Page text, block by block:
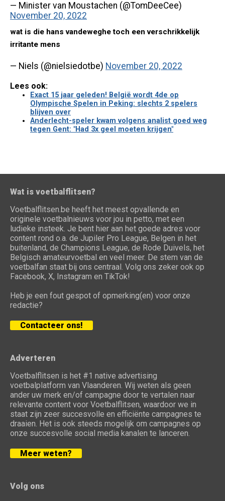
— Minister van Moustachen (@TomDeeCee)
November 20, 2022
wat is die hans vandeweghe toch een verschrikkelijk
irritante mens
— Niels (@nielsiedotbe) November 20, 2022
Lees ook:
Exact 15 jaar geleden! België wordt 4de op
Olympische Spelen in Peking: slechts 2 spelers
blijven over
Anderlecht-speler kwam volgens analist goed weg
tegen Gent: "Had 3x geel moeten krijgen"
Wat is voetbalflitsen?
Voetbalflitsen.be heeft het meest opvallende en
originele voetbalnieuws voor jou in petto, met een
ludieke insteek. Je bent hier aan het goede adres voor
content rond o.a. de Jupiler Pro League, Belgen in het
buitenland, de Champions League, de Rode Duivels, het
Belgisch amateurvoetbal en veel meer. De stem van de
voetbalfan staat bij ons centraal. Volg ons zeker ook op
Facebook, X, Instagram en TikTok!
Heb je een fout gespot of opmerking(en) voor onze
redactie?
Contacteer ons!
Adverteren
Voetbalflitsen is het #1 native advertising
voetbalplatform van Vlaanderen. Wij weten als geen
ander uw merk en/of campagne door te vertalen naar
relevante content voor Voetbalflitsen, waardoor we in
staat zijn zeer succesvolle en efficiënte campagnes te
draaien. Het is ook steeds mogelijk om campagnes op
onze succesvolle social media kanalen te lanceren.
Meer weten?
Volg ons